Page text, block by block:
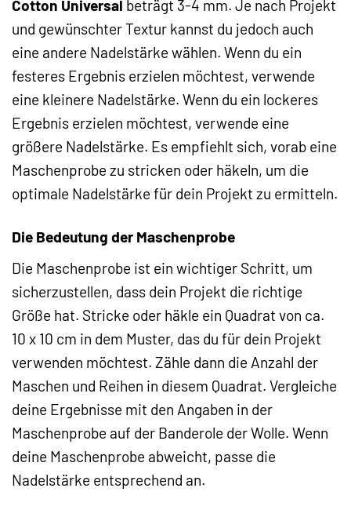
Cotton Universal beträgt 3-4 mm. Je nach Projekt
und gewünschter Textur kannst du jedoch auch
eine andere Nadelstärke wählen. Wenn du ein
festeres Ergebnis erzielen möchtest, verwende
eine kleinere Nadelstärke. Wenn du ein lockeres
Ergebnis erzielen möchtest, verwende eine
größere Nadelstärke. Es empfiehlt sich, vorab eine
Maschenprobe zu stricken oder häkeln, um die
optimale Nadelstärke für dein Projekt zu ermitteln.
Die Bedeutung der Maschenprobe
Die Maschenprobe ist ein wichtiger Schritt, um
sicherzustellen, dass dein Projekt die richtige
Größe hat. Stricke oder häkle ein Quadrat von ca.
10 x 10 cm in dem Muster, das du für dein Projekt
verwenden möchtest. Zähle dann die Anzahl der
Maschen und Reihen in diesem Quadrat. Vergleiche
deine Ergebnisse mit den Angaben in der
Maschenprobe auf der Banderole der Wolle. Wenn
deine Maschenprobe abweicht, passe die
Nadelstärke entsprechend an.